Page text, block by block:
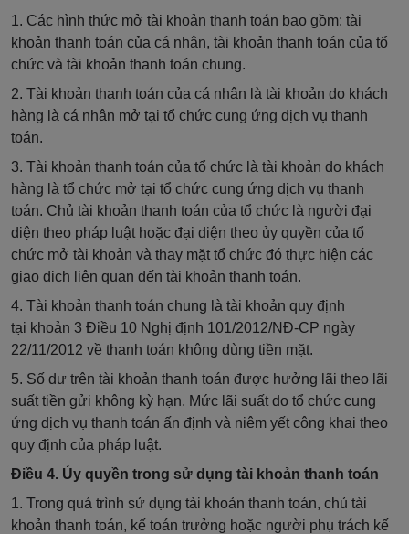
1. Các hình thức mở tài khoản thanh toán bao gồm: tài
khoản thanh toán của cá nhân, tài khoản thanh toán của tổ
chức và tài khoản thanh toán chung.
2. Tài khoản thanh toán của cá nhân là tài khoản do khách
hàng là cá nhân mở tại tổ chức cung ứng dịch vụ thanh
toán.
3. Tài khoản thanh toán của tổ chức là tài khoản do khách
hàng là tổ chức mở tại tổ chức cung ứng dịch vụ thanh
toán. Chủ tài khoản thanh toán của tổ chức là người đại
diện theo pháp luật hoặc đại diện theo ủy quyền của tổ
chức mở tài khoản và thay mặt tổ chức đó thực hiện các
giao dịch liên quan đến tài khoản thanh toán.
4. Tài khoản thanh toán chung là tài khoản quy định
tại khoản 3 Điều 10 Nghị định 101/2012/NĐ-CP ngày
22/11/2012 về thanh toán không dùng tiền mặt.
5. Số dư trên tài khoản thanh toán được hưởng lãi theo lãi
suất tiền gửi không kỳ hạn. Mức lãi suất do tổ chức cung
ứng dịch vụ thanh toán ấn định và niêm yết công khai theo
quy định của pháp luật.
Điều 4. Ủy quyền trong sử dụng tài khoản thanh toán
1. Trong quá trình sử dụng tài khoản thanh toán, chủ tài
khoản thanh toán, kế toán trưởng hoặc người phụ trách kế